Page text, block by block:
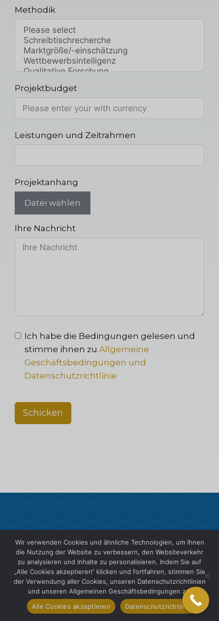
Methodik
Projektbudget
Leistungen und Zeitrahmen
Projektanhang
Datei wählen
Ihre Nachricht
Ich habe die Bedingungen gelesen und
stimme ihnen zu Allgemeine
Geschäftsbedingungen und
Datenschutzrichtlinie
Schicken
SIS International ist ein führender Anbieter
von Kundeneinblicken, Marktforschung,
Wir verwenden Cookies und ähnliche Technologien, um Ihnen
die Nutzung der Website zu verbessern, den Websiteverkehr
zu analysieren und Inhalte zu personalisieren. Indem Sie auf
„Alle Cookies akzeptieren“ klicken und fortfahren, stimmen Sie
der Verwendung aller Cookies, unseren Datenschutzrichtlinien
und unseren Allgemeinen Geschäftsbedingungen zu.
Alle Cookies akzeptieren
Datenschutzrichtlinie